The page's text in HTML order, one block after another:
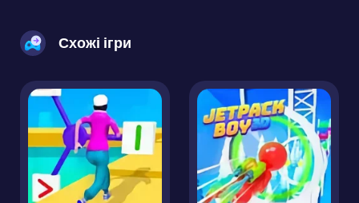
Схожі ігри